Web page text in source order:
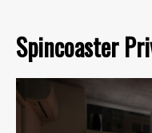
Spincoaster